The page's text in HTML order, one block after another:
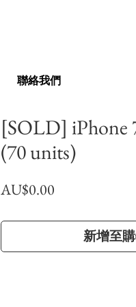
聯絡我們
[SOLD] iPhone
(70 units)
AU$0.00
新增至